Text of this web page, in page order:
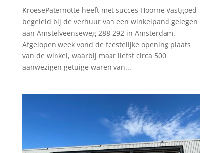
KroesePaternotte heeft met succes Hoorne Vastgoed
begeleid bij de verhuur van een winkelpand gelegen
aan Amstelveenseweg 288-292 in Amsterdam.
Afgelopen week vond de feestelijke opening plaats
van de winkel, waarbij maar liefst circa 500
aanwezigen getuige waren van...